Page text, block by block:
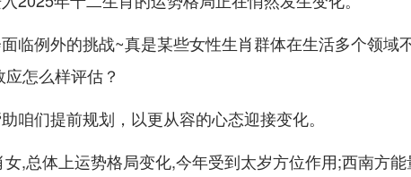
临例外的挑战~真是某些女性生肖群体在生活多个领域
怎么样评估？
咱们提前规划，以更从容的心态迎接变化。
,总体上运势格局变化,今年受到太岁方位作用;西南方能